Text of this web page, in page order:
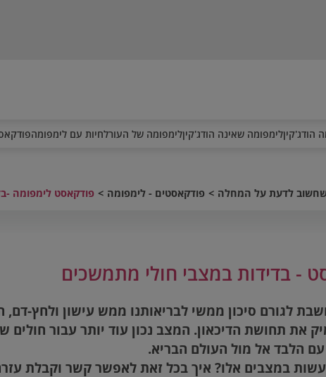
הודג'קיןלימפומה שאינה הודג'קיןלימפומה של העורלחיות עם לימפומה
לדעת על המחלה פודקאסטים - לימפומה פודקאסט לימפומה -
- בדידות במצבי חולי מתמשכים
לגורם סיכון ממשי לבריאותנו ממש עישון ולחץ-דם,
את תחושת הדיכאון. המצב נכון עוד יותר עבור חולים
הלבד אל מול העולם הבריא.
במצבים אלו? איך בכל זאת לאפשר קשר וקבלת